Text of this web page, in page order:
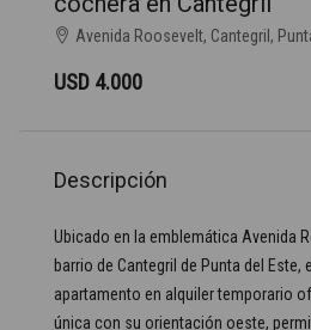
Avenida Roosevelt, Cantegril,
USD 4.000
Descripción
Ubicado en la emblemática Avenida
barrio de Cantegril de Punta del Este,
apartamento en alquiler temporario
única con su orientación oeste,